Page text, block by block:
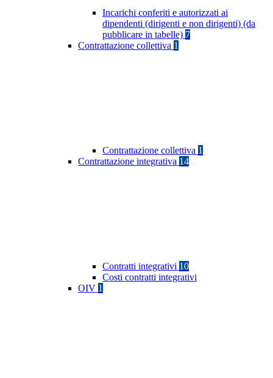
Incarichi conferiti e autorizzati ai
dipendenti (dirigenti e non dirigenti) (da
pubblicare in tabelle) 7
Contrattazione collettiva 1
Contrattazione collettiva 1
Contrattazione integrativa 14
Contratti integrativi 10
Costi contratti integrativi
OIV 1